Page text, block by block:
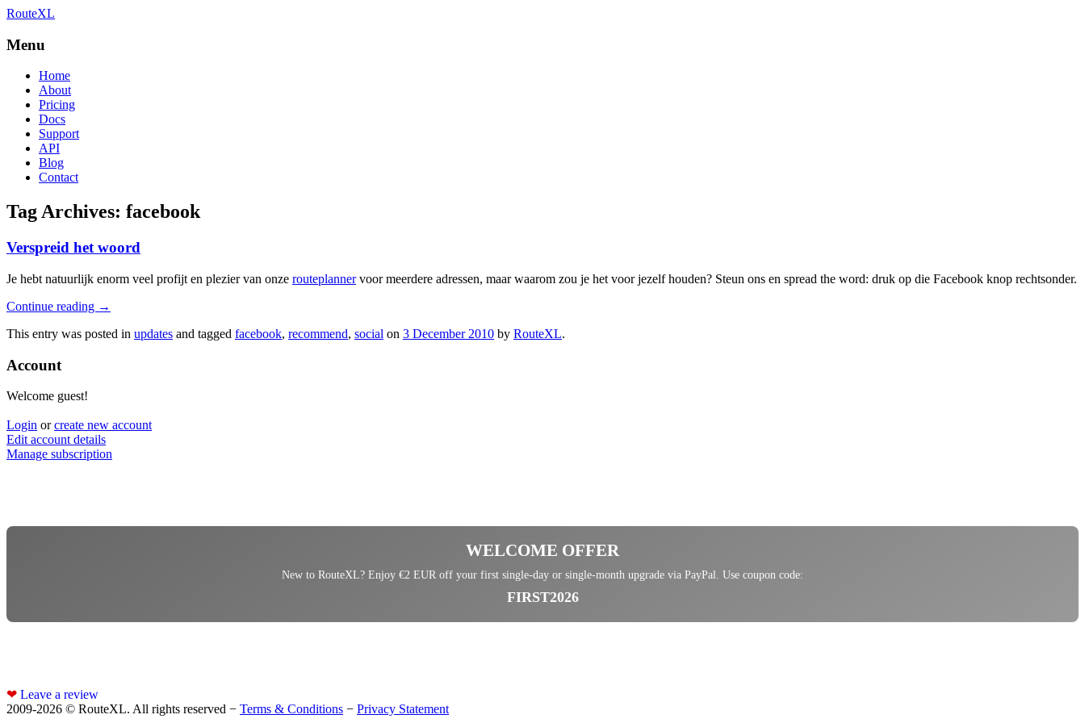
RouteXL
RouteXL
Menu
Home
About
Pricing
Docs
Support
API
Blog
Contact
Tag Archives: facebook
Verspreid het woord
Je hebt natuurlijk enorm veel profijt en plezier van onze routeplannervoor meerdere adressen, maar waarom zou je het voor jezelf houden? Steun ons en spread the word: druk op die Facebook knop rechtsonder.
Continue reading →
This entry was posted in updates and tagged facebook, recommend, social on 3 December 2010 by RouteXL.
Account
Welcome guest!
Login orcreate new account
Edit account details
Manage subscription
WELCOME OFFER
New to RouteXL? Enjoy €2 EUR off your first single-day or single-month upgrade via PayPal. Use coupon code:
FIRST2026
❤ Leave a review
2009-2026 © RouteXL. All rights reserved − Terms & Conditions − Privacy Statement